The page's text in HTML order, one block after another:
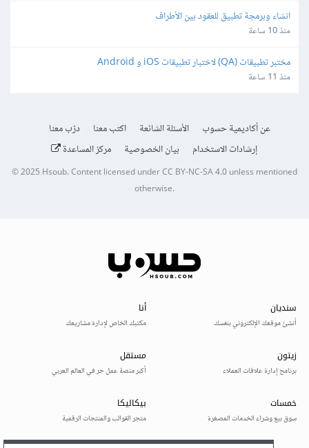
انشاء وبرمجة تطبيق للعقود بين الأطراف
منذ 10 ساعة
مختبر تطبيقات (QA) لاختبار تطبيقات iOS و Android
منذ 11 ساعة
عن أكاديمية حسوب الأسئلة الشائعة اكتب معنا
درّب معنا
إرشادات الاستخدام
بيان الخصوصية مركز المساعدة
© 2025 Hsoub.Content licensed underCC BY-NC-SA 4.0unless mentioned
otherwise.